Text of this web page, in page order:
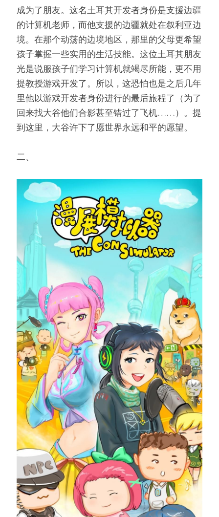
成为了朋友。这名土耳其开发者身份是支援边疆
的计算机老师，而他支援的边疆就处在叙利亚边
境。在那个动荡的边境地区，那里的父母更希望
孩子掌握一些实用的生活技能。这位土耳其朋友
光是说服孩子们学习计算机就竭尽所能，更不用
提教授游戏开发了。所以，这恐怕也是之后几年
里他以游戏开发者身份进行的最后旅程了（为了
回来找大谷他们合影甚至错过了飞机……）。提
到这里，大谷许下了愿世界永远和平的愿望。
二、